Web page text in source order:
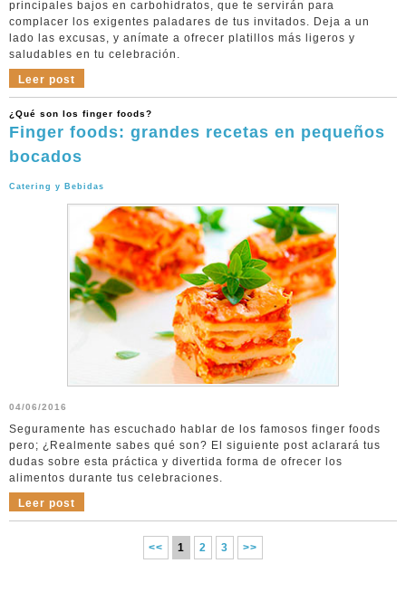
principales bajos en carbohidratos, que te servirán para
complacer los exigentes paladares de tus invitados. Deja a un
lado las excusas, y anímate a ofrecer platillos más ligeros y
saludables en tu celebración.
Leer post
¿Qué son los finger foods?
Finger foods: grandes recetas en pequeños
bocados
Catering y Bebidas
04/06/2016
Seguramente has escuchado hablar de los famosos finger foods
pero; ¿Realmente sabes qué son? El siguiente post aclarará tus
dudas sobre esta práctica y divertida forma de ofrecer los
alimentos durante tus celebraciones.
Leer post
<< 1 2 3 >>